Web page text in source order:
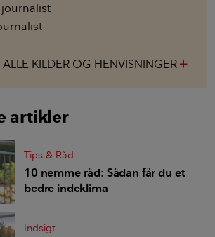
journalist
ALLE KILDER OG HENVISNINGER
artikler
Tips & Råd
10 nemme råd: Sådan får du et
bedre indeklima
Indsigt